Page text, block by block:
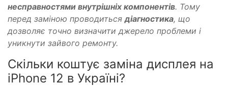
несправностями внутрішніх компонентів. Тому
перед заміною проводитьсядіагностика, що
дозволяє точно визначити джерело проблеми і
уникнути зайвого ремонту.
Скільки коштує заміна дисплея на
iPhone 12 в Україні?